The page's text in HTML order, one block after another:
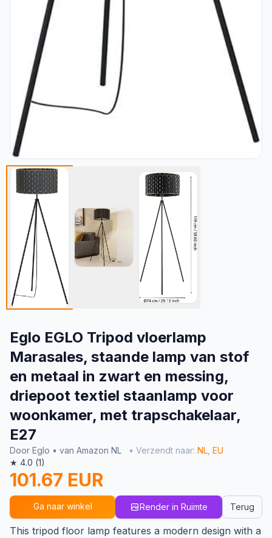
Eglo EGLO Tripod vloerlamp
Marasales, staande lamp van stof
en metaal in zwart en messing,
driepoot textiel staanlamp voor
woonkamer, met trapschakelaar,
E27
Door Eglo • van Amazon NL • Verzendt naar: NL EU
★ 4.0 (1)
101.67 EUR
Ga naar winkel Render in Ruimte Terug
This tripod floor lamp features a modern design with a